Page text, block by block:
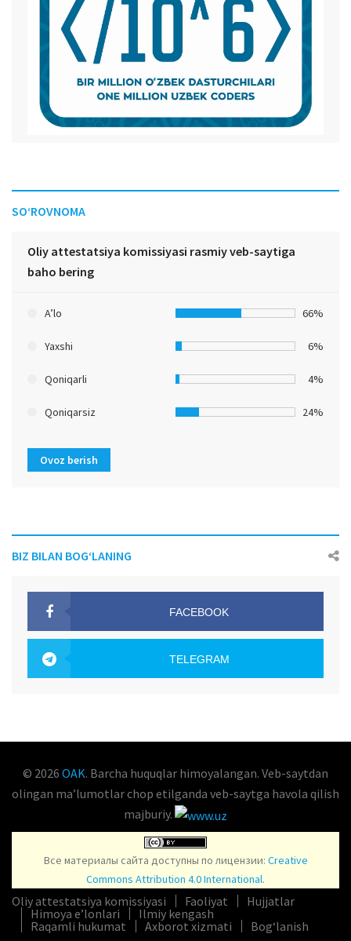
SO‘ROVNOMA
Oliy attestatsiya komissiyasi rasmiy veb-saytiga
baho bering
A’lo 66%
Yaxshi 6%
Qoniqarli 4%
Qoniqarsiz 24%
Ovoz berish
BIZ BILAN BOG‘LANING
FACEBOOK
TELEGRAM
© 2026 OAK. Barcha huquqlar himoyalangan. Veb-saytdan
olingan maʼlumotlar chop etilganda veb-saytga havola qilish
majburiy.
Все материалы сайта доступны по лицензии: Creative
Commons Attribution 4.0 International.
Oliy attestatsiya komissiyasi Faoliyat
Hujjatlar
Himoya e’lonlari
Ilmiy kengash
Raqamli hukumat
Axborot xizmati Bog‘lanish